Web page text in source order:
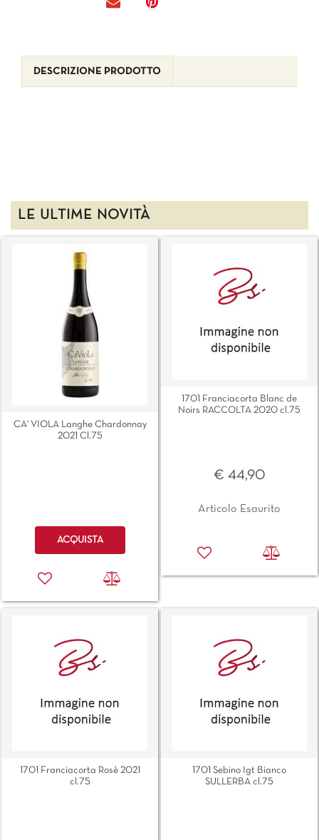
DESCRIZIONE PRODOTTO
LE ULTIME NOVITÀ
CA' VIOLA Langhe Chardonnay
2021 Cl.75
Quantità
ACQUISTA
1701 Franciacorta Blanc de
Noirs RACCOLTA 2020 cl.75
€ 44,90
Articolo Esaurito
1701 Franciacorta Rosè 2021
cl.75
1701 Sebino Igt Bianco
SULLERBA cl.75